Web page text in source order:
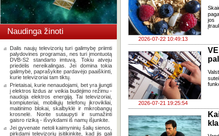
Naudinga žinoti
Dalis naujų televizorių turi galimybę priimti
palydovines programas, nes turi įmontuotą
DVB-S2 standarto imtuvą. Tokiu atveju
priedėlis nereikalingas. Jei domina tokia
galimybė, paprašykite pardavėjo paaiškinti,
kurie televizoriai tam tiktų.
Prietaisai, kurie nenaudojami, bet yra įjungti
į elektros lizdus ar veikia budėjimo režimu -
naudoja elektros energiją. Tai televizoriai,
kompiuteriai, mobiliųjų telefonų įkrovikliai,
maitinimo blokai, skalbyklė ir mikrobangų
krosnelė. Norite sutaupyti ir sumažinti
gaisro riziką - išvykdami iš namų išjunkite.
Jei gyvenate netoli kaimyninių šalių sienos,
pirkdami televizorių įsitikinkite, kad jis gali
2026-07-22 10:49:13
jos
2026-07-21 19:25:54